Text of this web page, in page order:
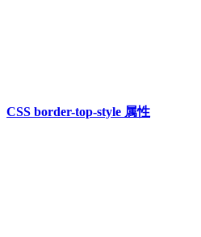
CSS border-top-style 属性